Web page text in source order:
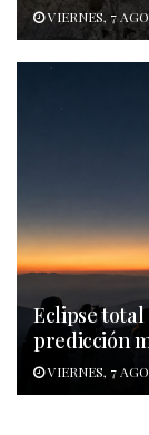
VIERNES, 7
Eclipse total
predicción
VIERNES, 7